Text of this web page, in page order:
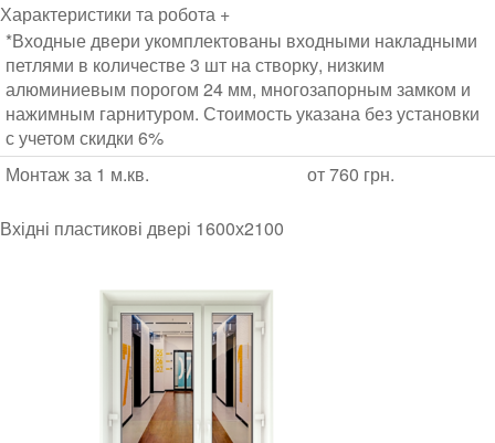
Характеристики та робота +
*Входные двери укомплектованы входными накладными
петлями в количестве 3 шт на створку, низким
алюминиевым порогом 24 мм, многозапорным замком и
нажимным гарнитуром. Стоимость указана без установки
с учетом скидки 6%
Монтаж за 1 м.кв.
от 760 грн.
Вхідні пластикові двері 1600х2100